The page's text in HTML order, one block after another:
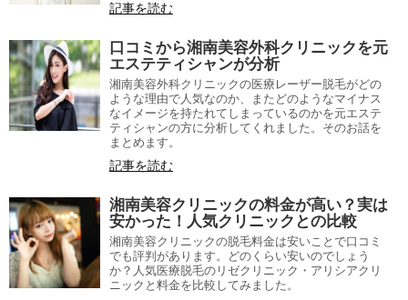
記事を読む
口コミから湘南美容外科クリニックを元
エステティシャンが分析
湘南美容外科クリニックの医療レーザー脱毛がどの
ような理由で人気なのか、またどのようなマイナス
なイメージを持たれてしまっているのかを元エステ
ティシャンの方に分析してくれました。そのお話を
まとめます。
記事を読む
湘南美容クリニックの料金が高い？実は
安かった！人気クリニックとの比較
湘南美容クリニックの脱毛料金は安いことで口コミ
でも評判があります。どのくらい安いのでしょう
か？人気医療脱毛のリゼクリニック・アリシアクリ
ニックと料金を比較してみました。